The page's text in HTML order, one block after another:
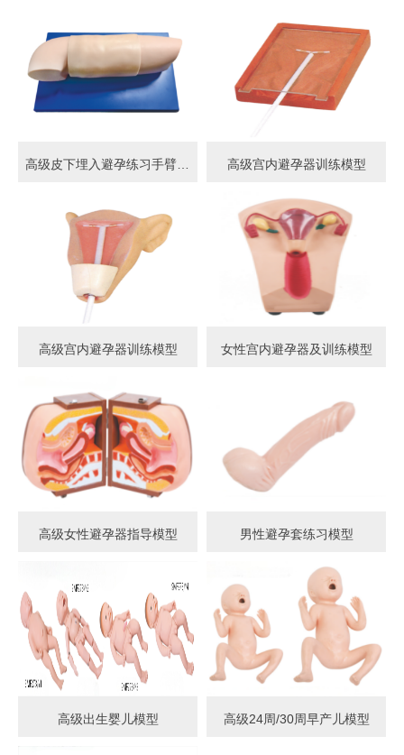
高级皮下埋入避孕练习手臂模型 高级宫内避孕器训练模型
高级宫内避孕器训练模型 女性宫内避孕器及训练模型
高级女性避孕器指导模型 男性避孕套练习模型
高级出生婴儿模型 高级24周/30周早产儿模型